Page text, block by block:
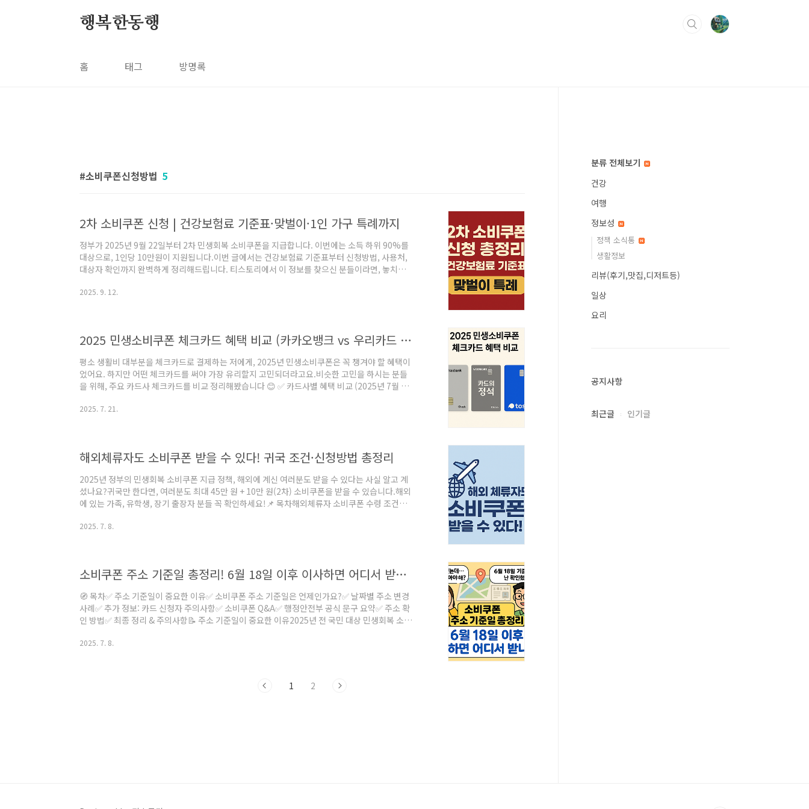
행복한동행
홈 태그 방명록
소비쿠폰신청방법 5
2차 소비쿠폰 신청 | 건강보험료 기준표·맞벌이·1인 가구 특례까지
정부가 2025년 9월 22일부터 2차 민생회복 소비쿠폰을 지급합니다. 이번에는 소득 하위 90%를
대상으로, 1인당 10만원이 지원됩니다.이번 글에서는 건강보험료 기준표부터 신청방법, 사용처,
대상자 확인까지 완벽하게 정리해드립니다. 티스토리에서 이 정보를 찾으신 분들이라면, 놓치지
액1인당 10만 원지급 방식신용·체크카드, 지역사랑상품권, 선불카드사용 기한2025년 11월 30
2025. 9. 12.
2025 민생소비쿠폰 체크카드 혜택 비교 (카카오뱅크 vs 우리카드 vs 토스)
평소 생활비 대부분을 체크카드로 결제하는 저에게, 2025년 민생소비쿠폰은 꼭 챙겨야 할 혜택이
었어요. 하지만 어떤 체크카드를 써야 가장 유리할지 고민되더라고요.비슷한 고민을 하시는 분들
을 위해, 주요 카드사 체크카드를 비교 정리해봤습니다 😊 ✅ 카드사별 혜택 비교 (2025년 7월 기
자동 충전홈페이지 신청토스 앱 간편 신청기본 캐시백/적립평일 0.2%, 주말 0.4%업종별 최대
2025. 7. 21.
해외체류자도 소비쿠폰 받을 수 있다! 귀국 조건·신청방법 총정리
2025년 정부의 민생회복 소비쿠폰 지급 정책, 해외에 계신 여러분도 받을 수 있다는 사실 알고 계
셨나요?귀국만 한다면, 여러분도 최대 45만 원 + 10만 원(2차) 소비쿠폰을 받을 수 있습니다.해외
에 있는 가족, 유학생, 장기 출장자 분들 꼭 확인하세요!📌 목차해외체류자 소비쿠폰 수령 조건소
해외거주자 소비쿠폰 수령 조건항목내용국적2025년 6월 18일 기준 대한민국 국적 보유자귀국 요
2025. 7. 8.
소비쿠폰 주소 기준일 총정리! 6월 18일 이후 이사하면 어디서 받나요?
🧭 목차✅ 주소 기준일이 중요한 이유✅ 소비쿠폰 주소 기준일은 언제인가요?✅ 날짜별 주소 변경
사례✅ 추가 정보: 카드 신청자 주의사항✅ 소비쿠폰 Q&A✅ 행정안전부 공식 문구 요약✅ 주소 확
인 방법✅ 최종 정리 & 주의사항📝 주소 기준일이 중요한 이유2025년 전 국민 대상 민생회복 소비
비쿠폰을 받게 되는가?”중요한 건 현재 주소나 신청일이 아니라, ‘지정된 기준일’ 기준의 주소지입
2025. 7. 8.
1 2
분류 전체보기
건강
여행
정보성
정책 소식통
생활정보
리뷰(후기,맛집,디저트등)
일상
요리
공지사항
최근글 인기글